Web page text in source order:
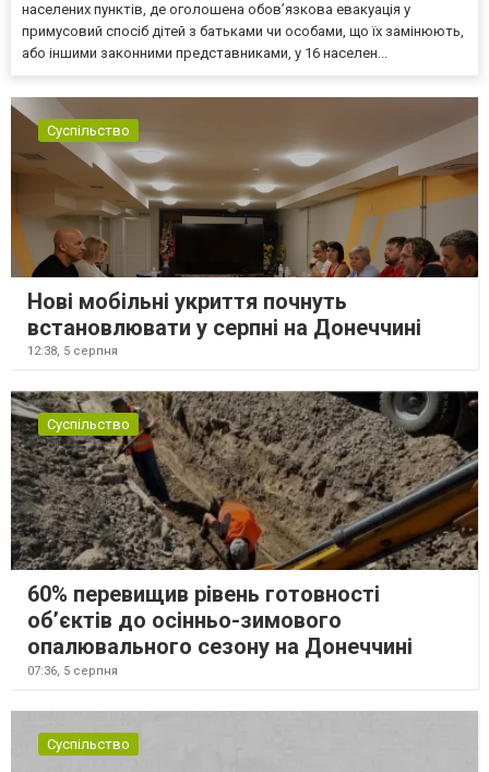
населених пунктів, де оголошена обов’язкова евакуація у
примусовий спосіб дітей з батьками чи особами, що їх замінюють,
або іншими законними представниками, у 16 населен...
Суспільство
Нові мобільні укриття почнуть
встановлювати у серпні на Донеччині
12:38, 5 серпня
Суспільство
60% перевищив рівень готовності
об’єктів до осінньо-зимового
опалювального сезону на Донеччині
07:36, 5 серпня
Суспільство